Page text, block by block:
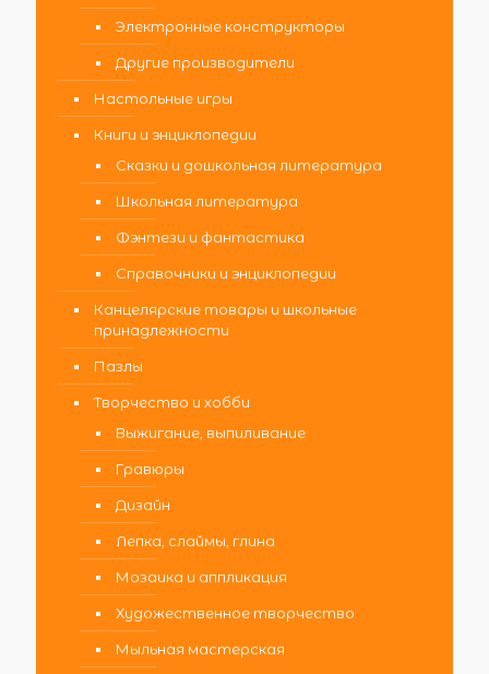
Электронные конструкторы
Другие производители
Настольные игры
Книги и энциклопедии
Сказки и дошкольная литература
Школьная литература
Фэнтези и фантастика
Справочники и энциклопедии
Канцелярские товары и школьные
принадлежности
Пазлы
Творчество и хобби
Выжигание, выпиливание
Гравюры
Дизайн
Лепка, слаймы, глина
Мозаика и аппликация
Художественное творчество
Мыльная мастерская